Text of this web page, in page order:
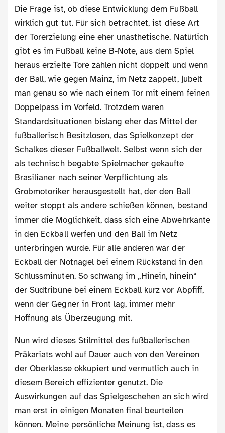
Die Frage ist, ob diese Entwicklung dem Fußball
wirklich gut tut. Für sich betrachtet, ist diese Art
der Torerzielung eine eher unästhetische. Natürlich
gibt es im Fußball keine B-Note, aus dem Spiel
heraus erzielte Tore zählen nicht doppelt und wenn
der Ball, wie gegen Mainz, im Netz zappelt, jubelt
man genau so wie nach einem Tor mit einem feinen
Doppelpass im Vorfeld. Trotzdem waren
Standardsituationen bislang eher das Mittel der
fußballerisch Besitzlosen, das Spielkonzept der
Schalkes dieser Fußballwelt. Selbst wenn sich der
als technisch begabte Spielmacher gekaufte
Brasilianer nach seiner Verpflichtung als
Grobmotoriker herausgestellt hat, der den Ball
weiter stoppt als andere schießen können, bestand
immer die Möglichkeit, dass sich eine Abwehrkante
in den Eckball werfen und den Ball im Netz
unterbringen würde. Für alle anderen war der
Eckball der Notnagel bei einem Rückstand in den
Schlussminuten. So schwang im „Hinein, hinein“
der Südtribüne bei einem Eckball kurz vor Abpfiff,
wenn der Gegner in Front lag, immer mehr
Hoffnung als Überzeugung mit.
Nun wird dieses Stilmittel des fußballerischen
Präkariats wohl auf Dauer auch von den Vereinen
der Oberklasse okkupiert und vermutlich auch in
diesem Bereich effizienter genutzt. Die
Auswirkungen auf das Spielgeschehen an sich wird
man erst in einigen Monaten final beurteilen
können. Meine persönliche Meinung ist, dass es